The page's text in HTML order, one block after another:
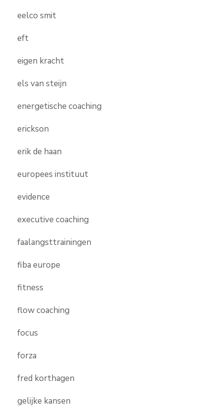
eelco smit
eft
eigen kracht
els van steijn
energetische coaching
erickson
erik de haan
europees instituut
evidence
executive coaching
faalangsttrainingen
fiba europe
fitness
flow coaching
focus
forza
fred korthagen
gelijke kansen